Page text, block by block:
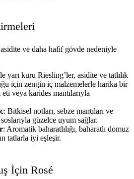
ve daha hafif gövde nedeniyle
yarı kuru Riesling’ler, asidite ve tatlılık
için zengin iç malzemelerle harika bir
veya karides mantılarıyla
: Bitkisel notları, sebze mantıları ve
güzelce uyum sağlar.
: Aromatik baharatlılığı, baharatlı domuz
tatlarla iyi eşleşir.
İçin Rosé